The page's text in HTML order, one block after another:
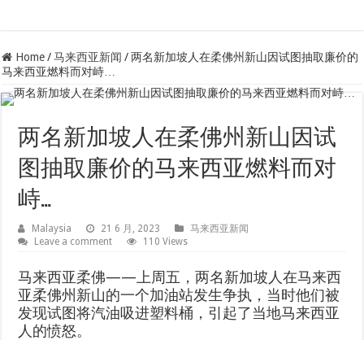
Home / 马来西亚新闻 / 两名新加坡人在柔佛州新山因试图抽取廉价的
马来西亚燃料而对峙…
两名新加坡人在柔佛州新山因试
图抽取廉价的马来西亚燃料而对
峙…
Malaysia 21 6 月, 2023
马来西亚新闻
Leave a comment
110 Views
马来西亚柔佛——上周五，两名新加坡人在马来西
亚柔佛州新山的一个加油站发生争执，当时他们被
发现试图将汽油吸进塑料桶，引起了当地马来西亚
人的愤怒。